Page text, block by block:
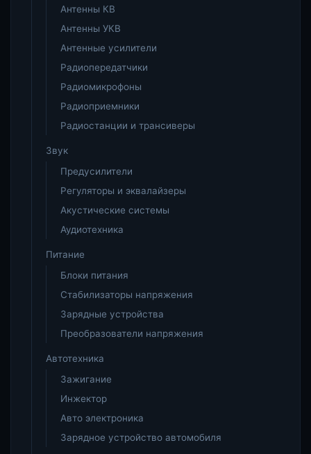
Антенны КВ
Антенны УКВ
Антенные усилители
Радиопередатчики
Радиомикрофоны
Радиоприемники
Радиостанции и трансиверы
Звук
Предусилители
Регуляторы и эквалайзеры
Акустические системы
Аудиотехника
Питание
Блоки питания
Стабилизаторы напряжения
Зарядные устройства
Преобразователи напряжения
Автотехника
Зажигание
Инжектор
Авто электроника
Зарядное устройство автомобиля